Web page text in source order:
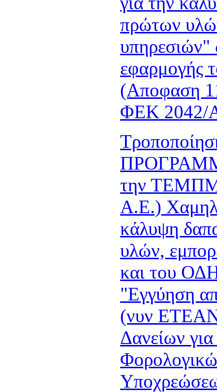
πρώτων
υπηρεσιών"
εφαρμογής
(Αποφαση
ΦΕΚ 2042/
την
Α.Ε.)
κάλυψη
υλών,
και του
"Εγγύηση
(νυν
Δανείων